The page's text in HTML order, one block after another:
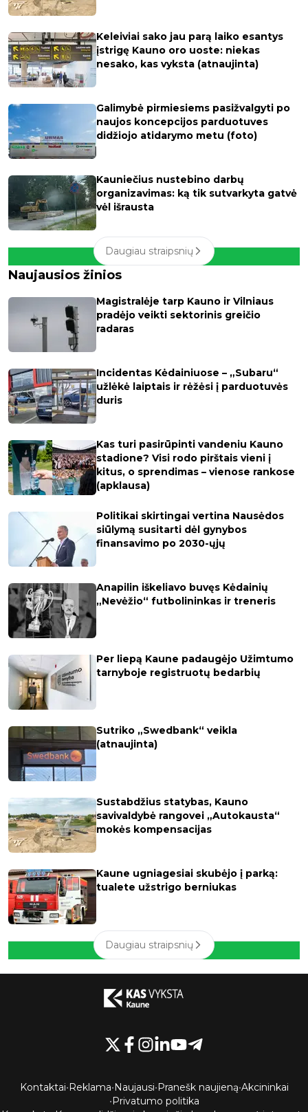
Keleiviai sako jau parą laiko esantys
įstrigę Kauno oro uoste: niekas
nesako, kas vyksta (atnaujinta)
Galimybė pirmiesiems pasižvalgyti po
naujos koncepcijos parduotuves
didžiojo atidarymo metu (foto)
Kauniečius nustebino darbų
organizavimas: ką tik sutvarkyta gatvė
vėl išrausta
Daugiau straipsnių
Naujausios žinios
Magistralėje tarp Kauno ir Vilniaus
pradėjo veikti sektorinis greičio
radaras
Incidentas Kėdainiuose – „Subaru“
užlėkė laiptais ir rėžėsi į parduotuvės
duris
Kas turi pasirūpinti vandeniu Kauno
stadione? Visi rodo pirštais vieni į
kitus, o sprendimas – vienose rankose
(apklausa)
Politikai skirtingai vertina Nausėdos
siūlymą susitarti dėl gynybos
finansavimo po 2030-ųjų
Anapilin iškeliavo buvęs Kėdainių
„Nevėžio“ futbolininkas ir treneris
Per liepą Kaune padaugėjo Užimtumo
tarnyboje registruotų bedarbių
Sutriko „Swedbank“ veikla
(atnaujinta)
Sustabdžius statybas, Kauno
savivaldybė rangovei „Autokausta“
mokės kompensacijas
Kaune ugniagesiai skubėjo į parką:
tualete užstrigo berniukas
Daugiau straipsnių
Kontaktai•Reklama•Naujausi•Pranešk naujieną•Akcininkai
•Privatumo politika